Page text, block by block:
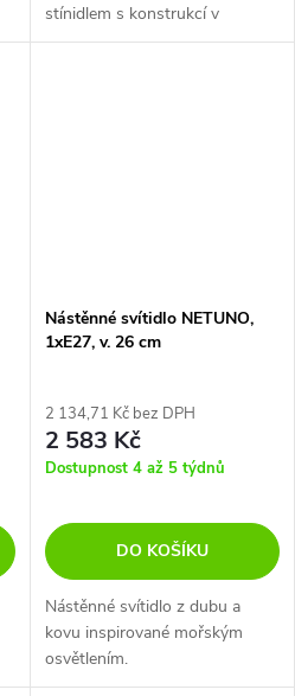
stínidlem s konstrukcí v
kombinaci z kovu a dubového
Nástěnné svítidlo NETUNO,
1xE27, v. 26 cm
2 134,71 Kč bez DPH
2 583 Kč
Dostupnost 4 až 5 týdnů
DO KOŠÍKU
Nástěnné svítidlo z dubu a
kovu inspirované mořským
osvětlením.